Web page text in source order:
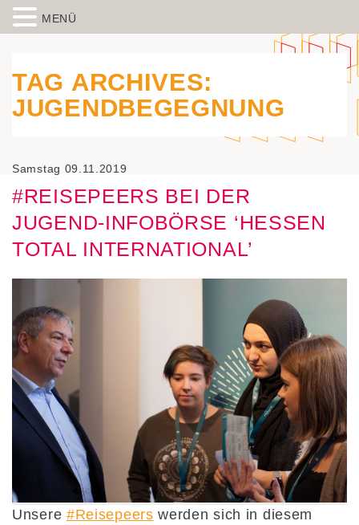
Spiegelbild – Politische Bildung
aus Wiesbaden
historisch-politische Bildungsarbeit in der Migrationsgesellschaft
TAG ARCHIVES:
JUGENDBEGEGNUNG
Samstag 09.11.2019
#REISEPEERS BEI DER
JUGEND-INFOBÖRSE ‘HESSEN
TOTAL INTERNATIONAL’
Unsere #Reisepeers werden sich in diesem
MENÜ